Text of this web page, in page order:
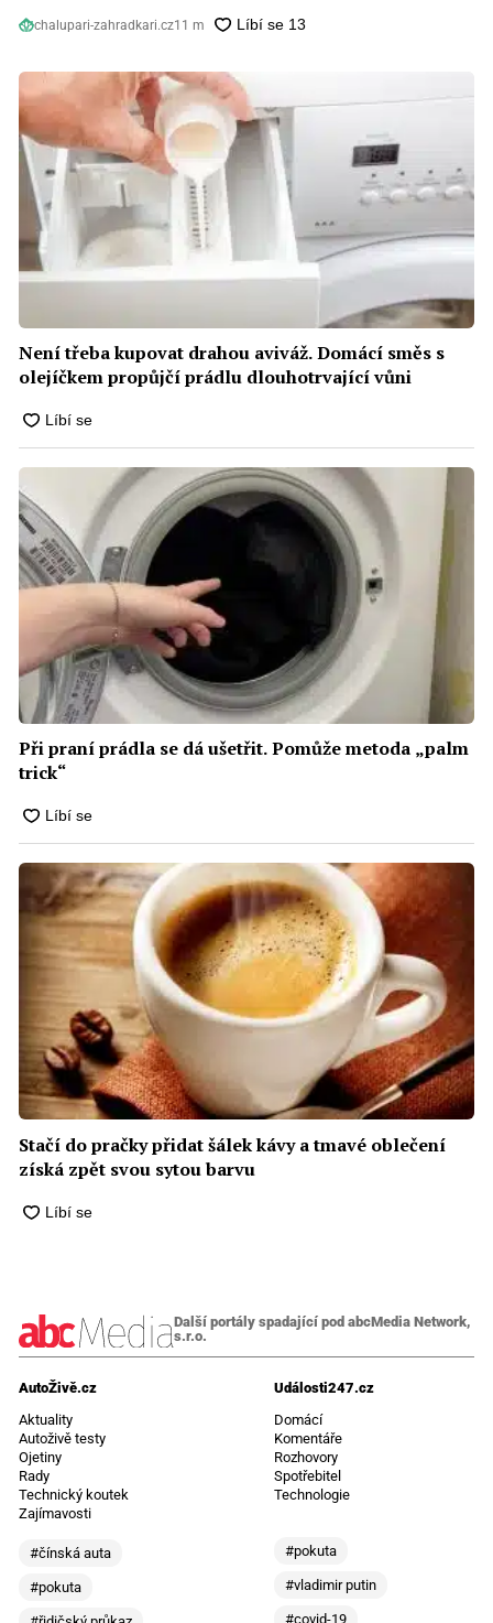
chalupari-zahradkari.cz11 m
Není třeba kupovat drahou aviváž. Domácí směs s
olejíčkem propůjčí prádlu dlouhotrvající vůni
Při praní prádla se dá ušetřit. Pomůže metoda „palm
trick“
Stačí do pračky přidat šálek kávy a tmavé oblečení
získá zpět svou sytou barvu
Další portály spadající pod abcMedia Network,
s.r.o.
AutoŽivě.cz
Aktuality
Autoživě testy
Ojetiny
Rady
Technický koutek
Zajímavosti
#čínská auta
#pokuta
Události247.cz
Domácí
Komentáře
Rozhovory
Spotřebitel
Technologie
#pokuta
#vladimir putin
#covid-19